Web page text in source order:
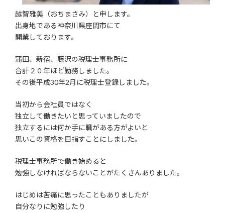
越智雅美（おちまさみ）と申します。
出身地である神奈川県座間市にて
開業しております。
蒲田、新宿、藤沢の税理士事務所に
合計２０年ほど勤務しました。
その後平成30年2月に税理士登録しました。
当初から会社員ではなく
独立して働きたいと思っていましたので
独立するには何か手に職がある方がよいと
思いこの資格を目指すことにしました。
税理士事務所で働き始めると
勉強しなければならないことがたくさんありました。
はじめは苦痛に思ったこともありましたが
自分なりに勉強したり